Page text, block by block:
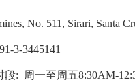
No. 511, Sirari, Santa
3-3445141
: 周一至周五8:30AM-